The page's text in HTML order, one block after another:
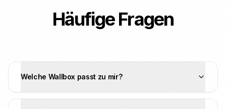
Häufige Fragen
Welche Wallbox passt zu mir?